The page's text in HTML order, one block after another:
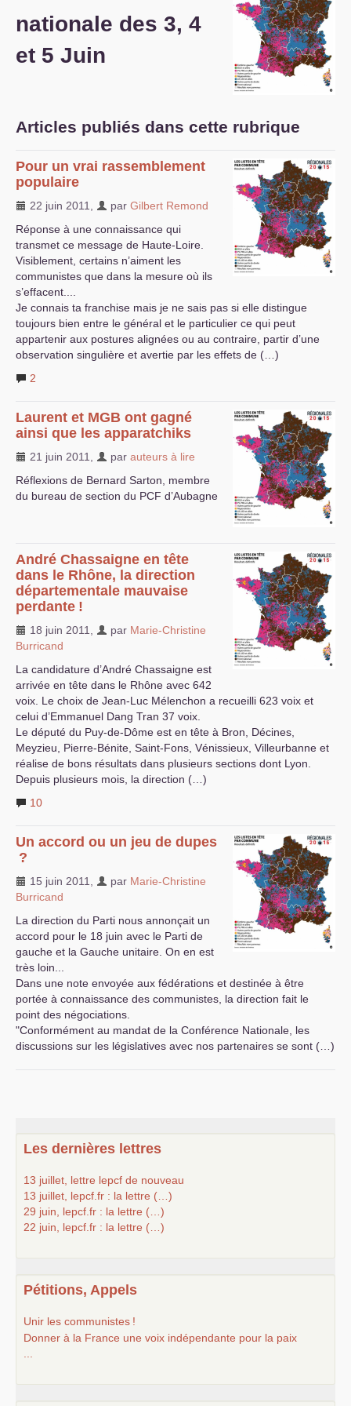
S’organiser
Comprendre...
nationale des 3, 4
et 5 Juin
Articles publiés dans cette rubrique
Pour un vrai rassemblement
populaire
22 juin 2011 par Gilbert Remond
Réponse à une connaissance qui
transmet ce message de Haute-Loire.
Visiblement, certains n’aiment les
communistes que dans la mesure où ils
s’effacent....
Je connais ta franchise mais je ne sais pas si elle distingue
toujours bien entre le général et le particulier ce qui peut
appartenir aux postures alignées ou au contraire, partir d’une
observation singulière et avertie par les effets de (…)
2
Laurent et MGB ont gagné
ainsi que les apparatchiks
21 juin 2011 par auteurs à lire
Réflexions de Bernard Sarton, membre
du bureau de section du PCF d’Aubagne
André Chassaigne en tête
dans le Rhône, la direction
départementale mauvaise
perdante !
18 juin 2011 par Marie-Christine
Burricand
La candidature d’André Chassaigne est
arrivée en tête dans le Rhône avec 642
voix. Le choix de Jean-Luc Mélenchon a recueilli 623 voix et
celui d’Emmanuel Dang Tran 37 voix.
Le député du Puy-de-Dôme est en tête à Bron, Décines,
Meyzieu, Pierre-Bénite, Saint-Fons, Vénissieux, Villeurbanne et
réalise de bons résultats dans plusieurs sections dont Lyon.
Depuis plusieurs mois, la direction (…)
10
Un accord ou un jeu de dupes
?
15 juin 2011 par Marie-Christine
Burricand
La direction du Parti nous annonçait un
accord pour le 18 juin avec le Parti de
gauche et la Gauche unitaire. On en est
très loin...
Dans une note envoyée aux fédérations et destinée à être
portée à connaissance des communistes, la direction fait le
point des négociations.
"Conformément au mandat de la Conférence Nationale, les
discussions sur les législatives avec nos partenaires se sont (…)
Les dernières lettres
13 juillet, lettre lepcf de nouveau
13 juillet, lepcf.fr : la lettre (…)
29 juin, lepcf.fr : la lettre (…)
22 juin, lepcf.fr : la lettre (…)
Pétitions, Appels
Unir les communistes !
Donner à la France une voix indépendante pour la paix